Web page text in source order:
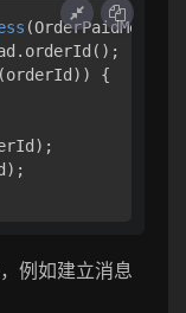
{
例如建立消息